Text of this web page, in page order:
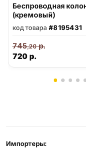
Беспроводная
(кремовый)
код товара #8195431
720 р.
745,20р.
Реквизиты
Импортеры: